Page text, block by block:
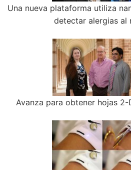
Una nueva plataforma utiliza
detectar alergias al
Avanza para obtener hojas 2-